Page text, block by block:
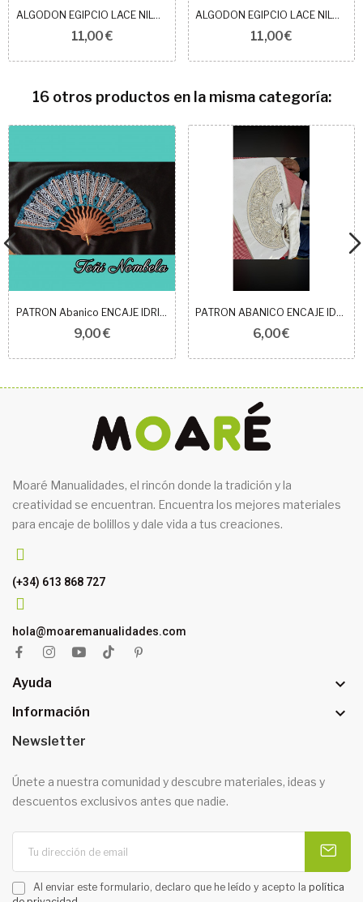
ALGODON EGIPCIO LACE NILO BLANCO N30
11,00 €
ALGODON EGIPCIO LACE NILO BEIGE N30
11,00 €
16 otros productos en la misma categoría:
PATRON Abanico ENCAJE IDRIJA REF 304601
9,00 €
PATRON ABANICO ENCAJE IDRIJA REF 1006
6,00 €
Moaré Manualidades, el rincón donde la tradición y la
creatividad se encuentran. Encuentra los mejores materiales
para encaje de bolillos y dale vida a tus creaciones.
(+34) 613 868 727
hola@moaremanualidades.com
Ayuda 
Información 
Newsletter
Únete a nuestra comunidad y descubre materiales, ideas y
descuentos exclusivos antes que nadie.
Al enviar este formulario, declaro que he leído y acepto la política